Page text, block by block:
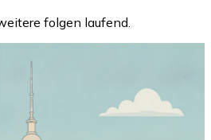
folgen laufend.